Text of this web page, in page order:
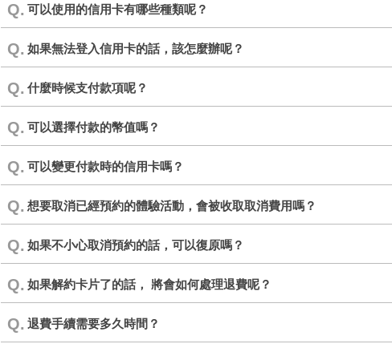
Q. 可以使用的信用卡有哪些種類呢？
Q. 如果無法登入信用卡的話，該怎麼辦呢？
Q. 什麼時候支付款項呢？
Q. 可以選擇付款的幣值嗎？
Q. 可以變更付款時的信用卡嗎？
Q. 想要取消已經預約的體驗活動，會被收取取消費用嗎？
Q. 如果不小心取消預約的話，可以復原嗎？
Q. 如果解約卡片了的話， 將會如何處理退費呢？
Q. 退費手續需要多久時間？